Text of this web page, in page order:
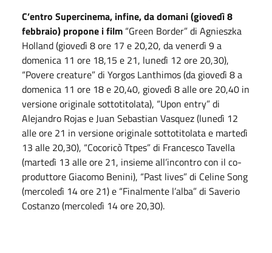
C’entro Supercinema, infine, da domani (giovedì 8
febbraio) propone i film “Green Border” di Agnieszka
Holland (giovedì 8 ore 17 e 20,20, da venerdì 9 a
domenica 11 ore 18,15 e 21, lunedì 12 ore 20,30),
“Povere creature” di Yorgos Lanthimos (da giovedì 8 a
domenica 11 ore 18 e 20,40, giovedì 8 alle ore 20,40 in
versione originale sottotitolata), “Upon entry” di
Alejandro Rojas e Juan Sebastian Vasquez (lunedì 12
alle ore 21 in versione originale sottotitolata e martedì
13 alle 20,30), “Cocoricò Ttpes” di Francesco Tavella
(martedì 13 alle ore 21, insieme all’incontro con il co-
produttore Giacomo Benini), “Past lives” di Celine Song
(mercoledì 14 ore 21) e “Finalmente l’alba” di Saverio
Costanzo (mercoledì 14 ore 20,30).